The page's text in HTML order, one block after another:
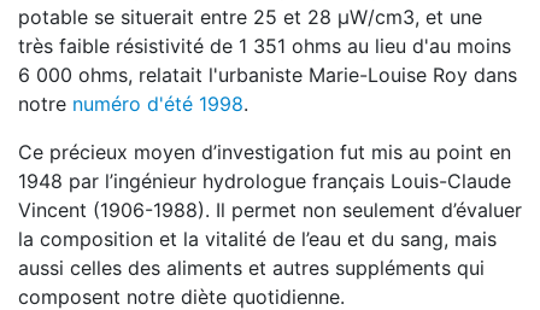
potable se situerait entre 25 et 28 µW/cm3, et une
très faible résistivité de 1 351 ohms au lieu d'au moins
6 000 ohms, relatait l'urbaniste Marie-Louise Roy dans
notre numéro d'été 1998.
Ce précieux moyen d’investigation fut mis au point en
1948 par l’ingénieur hydrologue français Louis-Claude
Vincent (1906-1988). Il permet non seulement d’évaluer
la composition et la vitalité de l’eau et du sang, mais
aussi celles des aliments et autres suppléments qui
composent notre diète quotidienne.